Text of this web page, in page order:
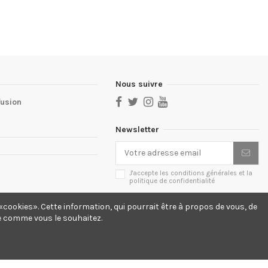
Nous suivre
Newsletter
J'accepte les conditions générales et la
politique de confidentialité
Cette information, qui pourrait être à propos de vous, de
vous le souhaitez.